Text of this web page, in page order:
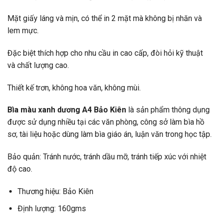
Mặt giấy láng và mịn, có thể in 2 mặt mà không bị nhăn và
lem mực.
Đặc biệt thích hợp cho nhu cầu in cao cấp, đòi hỏi kỹ thuật
và chất lượng cao.
Thiết kế trơn, không hoa văn, không mùi.
Bìa màu xanh dương A4 Bảo Kiên là sản phẩm thông dụng
được sử dụng nhiều tại các văn phòng, công sở làm bìa hồ
sơ, tài liệu hoặc dùng làm bìa giáo án, luận văn trong học tập.
Bảo quản: Tránh nước, tránh dầu mỡ, tránh tiếp xúc với nhiệt
độ cao.
Thương hiệu: Bảo Kiên
Định lượng: 160gms